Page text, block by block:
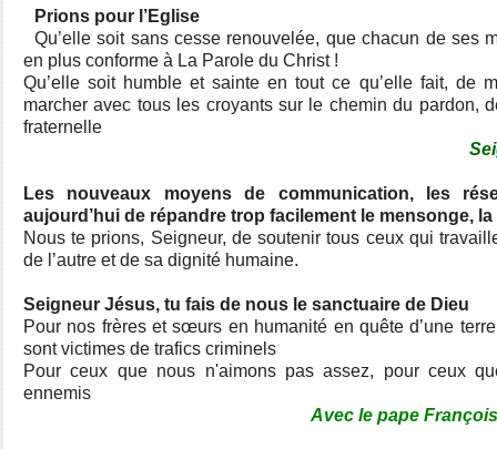
Prions pour l’Eglise
Qu’elle soit sans cesse renouvelée, que chacun de ses
en plus conforme à La Parole du Christ !
Qu’elle soit humble et sainte en tout ce qu’elle fait, de
marcher avec tous les croyants sur le chemin du pardon,
fraternelle
Les nouveaux moyens de communication, les
aujourd’hui de répandre trop facilement le mensonge,
Nous te prions, Seigneur, de soutenir tous ceux qui
de l’autre et de sa dignité humaine.
Seigneur Jésus, tu fais de nous le sanctuaire de Dieu
Pour nos frères et sœurs en humanité en quête d’une
sont victimes de trafics criminels
Pour ceux que nous n'aimons pas assez, pour ceux
ennemis
Avec le pape